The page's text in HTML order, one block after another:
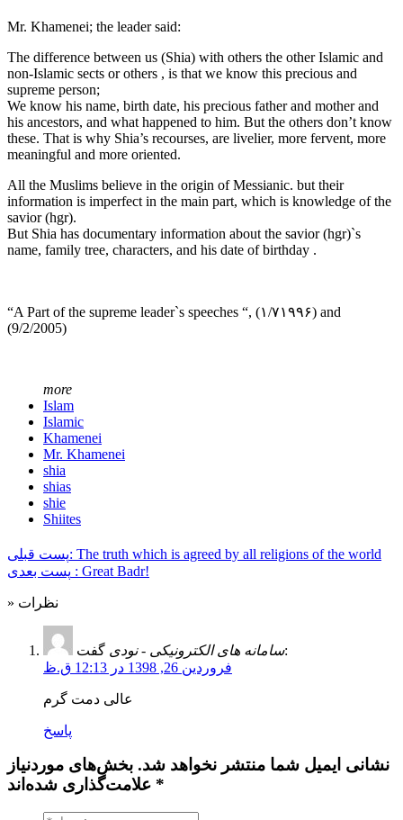
Mr. Khamenei; the leader said:
The difference between us (Shia) with others the other Islamic and
non-Islamic sects or others , is that we know this precious and
supreme person;
We know his name, birth date, his precious father and mother and
his ancestors, and what happened to him. But the others don’t know
these. That is why Shia’s recourses, are livelier, more fervent, more
meaningful and more oriented.
All the Muslims believe in the origin of Messianic. but their
information is imperfect in the main part, which is knowledge of the
savior (hgr).
But Shia has documentary information about the savior (hgr)`s
name, family tree, characters, and his date of birthday .
“A Part of the supreme leader`s speeches “, (۱/۷۱۹۹۶) and
(9/2/2005)
more
Islam
Islamic
Khamenei
Mr. Khamenei
shia
shias
shie
Shiites
پست قبلی: The truth which is agreed by all religions of the world
پست بعدی : Great Badr!
» نظرات
سامانه های الکترونیکی - نودیگفت:
فروردین 26, 1398 در 12:13 ق.ظ
عالی دمت گرم
پاسخ
نشانی ایمیل شما منتشر نخواهد شد. بخش‌های موردنیاز
علامت‌گذاری شده‌اند *